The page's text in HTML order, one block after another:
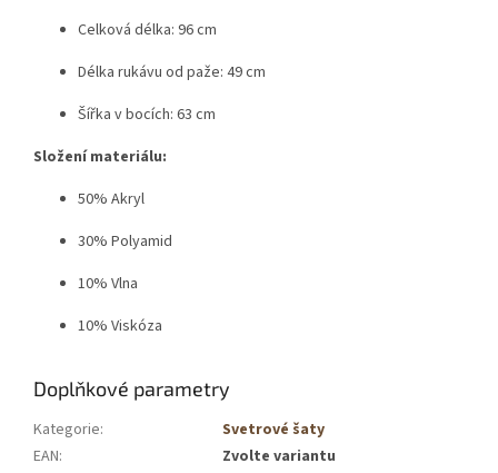
Celková délka: 96 cm
Délka rukávu od paže: 49 cm
Šířka v bocích: 63 cm
Složení materiálu:
50% Akryl
30% Polyamid
10% Vlna
10% Viskóza
Doplňkové parametry
Kategorie:
Svetrové šaty
EAN:
Zvolte variantu